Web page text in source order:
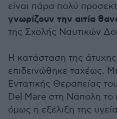
είναι πάρα πολύ
γνωρίζουν την αιτία
της Σχολής Ναυτικών
Η κατάσταση της
επιδεινώθηκε ταχέως.
Εντατικής Θεραπείας
Del Mare στη Νάπολη το
όμως η εξέλιξη της